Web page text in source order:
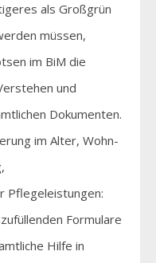
als Großgrün
müssen,
im BiM die
und
Dokumenten.
im Alter, Wohn-
Pflegeleistungen:
Formulare
Hilfe in